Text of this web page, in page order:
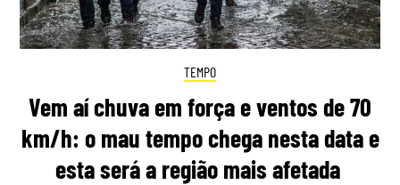
TEMPO
Vem aí chuva em força e ventos de 70
km/h: o mau tempo chega nesta data e
esta será a região mais afetada